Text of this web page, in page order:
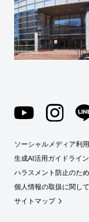
ソーシャルメディア利
生成AI活用ガイドライン
ハラスメント防止のた
個人情報の取扱に関して
サイトマップ